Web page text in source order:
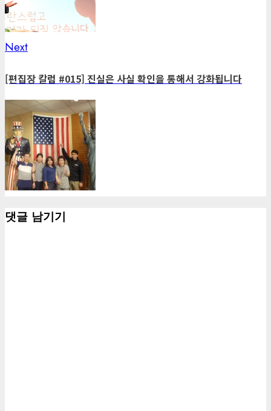
NextNext
[편집장 칼럼 #015] 진실은 사실 확인을 통해서 강화됩니다
댓글 남기기